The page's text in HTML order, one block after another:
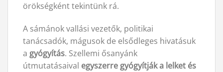
örökségként tekintünk rá.
A sámánok vallási vezetők, politikai
tanácsadók, mágusok de elsődleges hivatásuk
a gyógyítás. Szellemi ősanyánk
útmutatásaival egyszerre gyógyítják a lelket és